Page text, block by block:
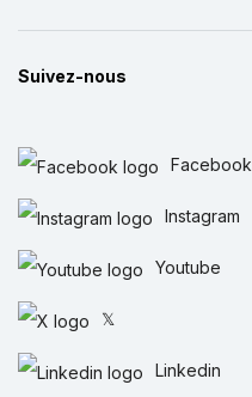
Suivez-nous
Facebook
Instagram
Youtube
𝕏
Linkedin